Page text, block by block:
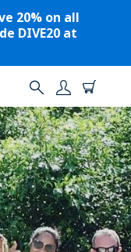
20% on all
DIVE20 at